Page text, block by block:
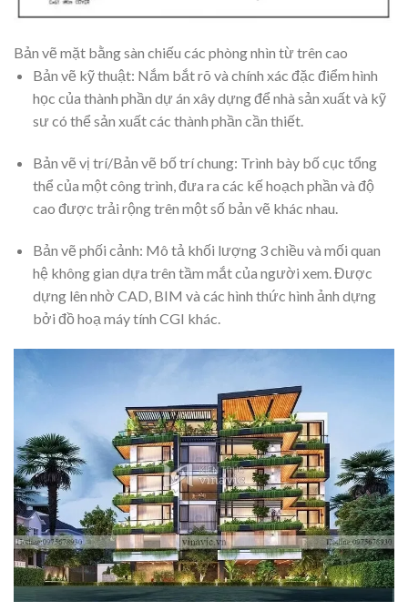
Bản vẽ mặt bằng sàn chiếu các phòng nhìn từ trên cao
Bản vẽ kỹ thuật: Nắm bắt rõ và chính xác đặc điểm hình
học của thành phần dự án xây dựng để nhà sản xuất và kỹ
sư có thể sản xuất các thành phần cần thiết.
Bản vẽ vị trí/Bản vẽ bố trí chung: Trình bày bố cục tổng
thể của một công trình, đưa ra các kế hoạch phần và độ
cao được trải rộng trên một số bản vẽ khác nhau.
Bản vẽ phối cảnh: Mô tả khối lượng 3 chiều và mối quan
hệ không gian dựa trên tầm mắt của người xem. Được
dựng lên nhờ CAD, BIM và các hình thức hình ảnh dựng
bởi đồ hoạ máy tính CGI khác.